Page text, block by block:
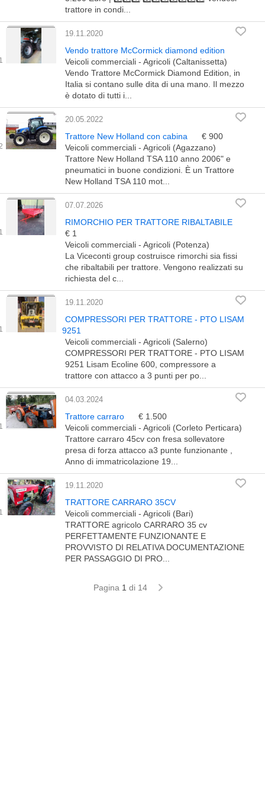
trattore in condi...
19.11.2020
Vendo trattore McCormick diamond edition
Veicoli commerciali - Agricoli (Caltanissetta)
Vendo Trattore McCormick Diamond Edition, in
Italia si contano sulle dita di una mano. Il mezzo
è dotato di tutti i...
20.05.2022
Trattore New Holland con cabina
€ 900
Veicoli commerciali - Agricoli (Agazzano)
Trattore New Holland TSA 110 anno 2006" e
pneumatici in buone condizioni. È un Trattore
New Holland TSA 110 mot...
07.07.2026
RIMORCHIO PER TRATTORE RIBALTABILE
€ 1
Veicoli commerciali - Agricoli (Potenza)
La Viceconti group costruisce rimorchi sia fissi
che ribaltabili per trattore. Vengono realizzati su
richiesta del c...
19.11.2020
COMPRESSORI PER TRATTORE - PTO LISAM
9251
Veicoli commerciali - Agricoli (Salerno)
COMPRESSORI PER TRATTORE - PTO LISAM
9251 Lisam Ecoline 600, compressore a
trattore con attacco a 3 punti per po...
04.03.2024
Trattore carraro
€ 1.500
Veicoli commerciali - Agricoli (Corleto Perticara)
Trattore carraro 45cv con fresa sollevatore
presa di forza attacco a3 punte funzionante ,
Anno di immatricolazione 19...
19.11.2020
TRATTORE CARRARO 35CV
Veicoli commerciali - Agricoli (Bari)
TRATTORE agricolo CARRARO 35 cv
PERFETTAMENTE FUNZIONANTE E
PROVVISTO DI RELATIVA DOCUMENTAZIONE
PER PASSAGGIO DI PRO...
Pagina 1 di 14